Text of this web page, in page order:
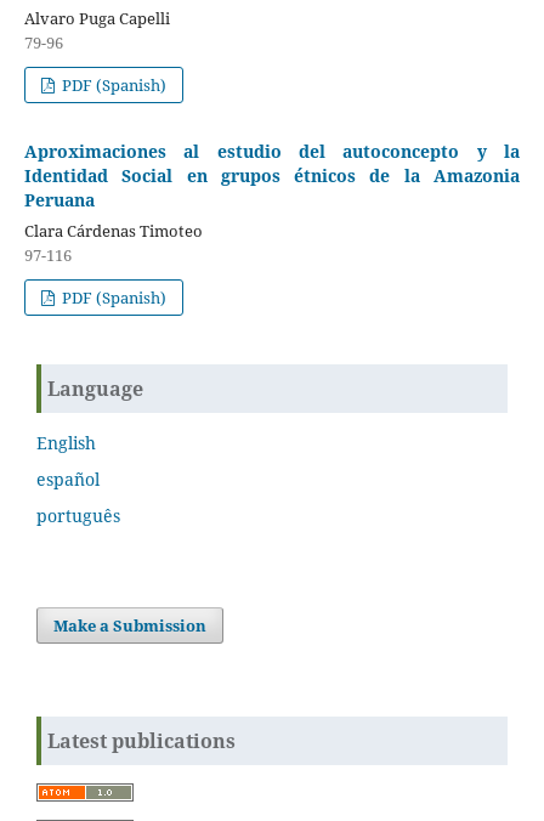
Alvaro Puga Capelli
79-96
PDF (Spanish)
Aproximaciones al estudio del autoconcepto y la
Identidad Social en grupos étnicos de la Amazonia
Peruana
Clara Cárdenas Timoteo
97-116
PDF (Spanish)
Language
English
español
português
Make a Submission
Latest publications